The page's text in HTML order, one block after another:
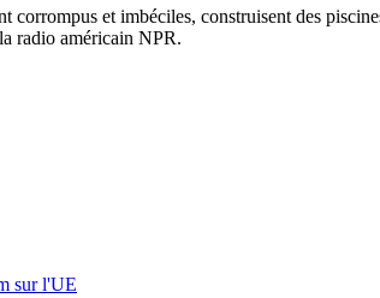
et imbéciles, construisent des
radio américain NPR.
sur l'UE